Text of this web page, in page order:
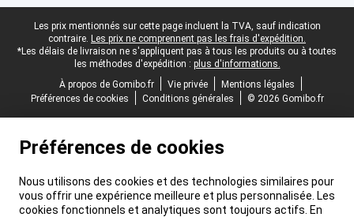
Pied-de-page légal
Les prix mentionnés sur cette page incluent la TVA, sauf indication
contraire. Les prix ne comprennent pas les frais d'expédition.
*Les délais de livraison ne s'appliquent pas à tous les produits ou à toutes
les méthodes d'expédition : plus d'informations.
À propos de Gomibo.fr
Vie privée
Mentions légales
Préférences de cookies
Conditions générales © 2026 Gomibo.fr
Préférences de cookies
Nous utilisons des cookies et des technologies similaires pour
vous offrir une expérience meilleure et plus personnalisée. Les
cookies fonctionnels et analytiques sont toujours actifs. En